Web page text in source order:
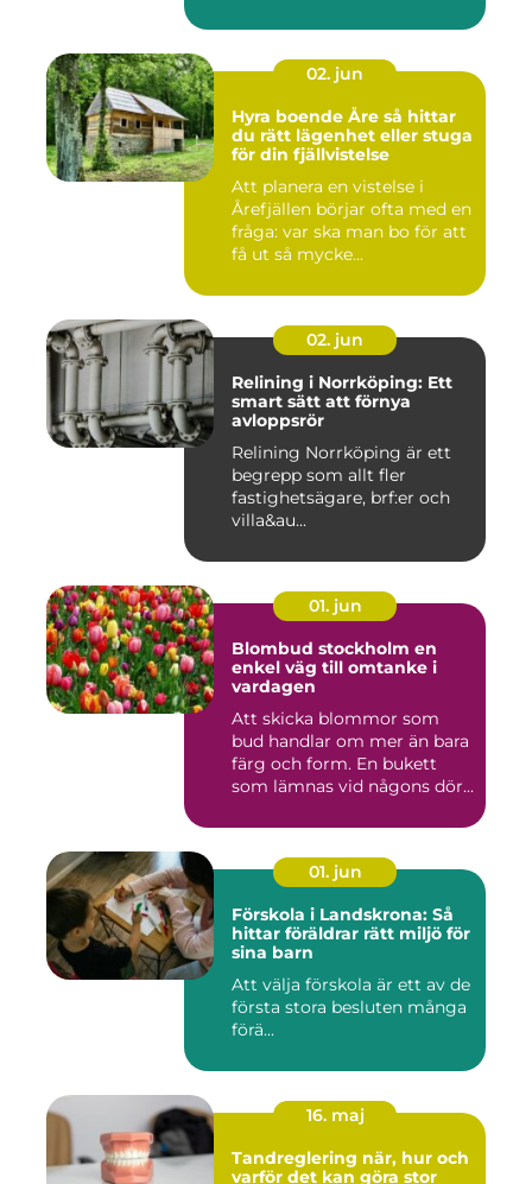
02. jun
Hyra boende Åre så hittar
du rätt lägenhet eller stuga
för din fjällvistelse
Att planera en vistelse i
Årefjällen börjar ofta med en
fråga: var ska man bo för att
få ut så mycke...
02. jun
Relining i Norrköping: Ett
smart sätt att förnya
avloppsrör
Relining Norrköping är ett
begrepp som allt fler
fastighetsägare, brf:er och
villa&au...
01. jun
Blombud stockholm en
enkel väg till omtanke i
vardagen
Att skicka blommor som
bud handlar om mer än bara
färg och form. En bukett
som lämnas vid någons dör...
01. jun
Förskola i Landskrona: Så
hittar föräldrar rätt miljö för
sina barn
Att välja förskola är ett av de
första stora besluten många
förä...
16. maj
Tandreglering när, hur och
varför det kan göra stor